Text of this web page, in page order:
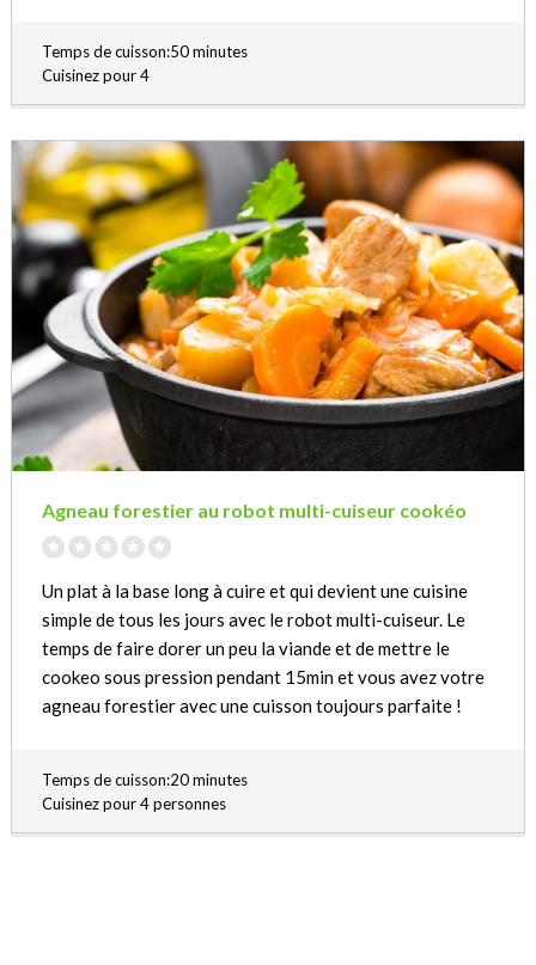
Temps de cuisson:50 minutes
Cuisinez pour 4
Agneau forestier au robot multi-cuiseur cookéo
Un plat à la base long à cuire et qui devient une cuisine
simple de tous les jours avec le robot multi-cuiseur. Le
temps de faire dorer un peu la viande et de mettre le
cookeo sous pression pendant 15min et vous avez votre
agneau forestier avec une cuisson toujours parfaite !
Temps de cuisson:20 minutes
Cuisinez pour 4 personnes